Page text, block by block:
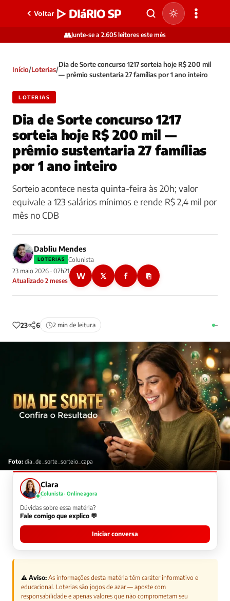
Voltar ▷ DIáRIO SP
👥Junte-se a 2.605 leitores este mês
Início/Loterias/
Dia de Sorte concurso 1217 sorteia hoje R$ 200 mil
— prêmio sustentaria 27 famílias por 1 ano inteiro
LOTERIAS
Dia de Sorte concurso 1217
sorteia hoje R$ 200 mil —
prêmio sustentaria 27 famílias
por 1 ano inteiro
Sorteio acontece nesta quinta-feira às 20h; valor
equivale a 123 salários mínimos e rende R$ 2,4 mil por
mês no CDB
Dabliu Mendes
LOTERIAS
Colunista
23 maio 2026 · 07h21
Atualizado 2 meses
W 𝕏 f ⎘
23 6 2 min de leitura –
Foto: dia_de_sorte_sorteio_capa
Clara
Colunista · Online agora
Dúvidas sobre essa matéria?
Fale comigo que explico 💬
Iniciar conversa
⚠️ Aviso: As informações desta matéria têm caráter informativo e
educacional. Loterias são jogos de azar — aposte com
responsabilidade e apenas valores que não comprometam seu